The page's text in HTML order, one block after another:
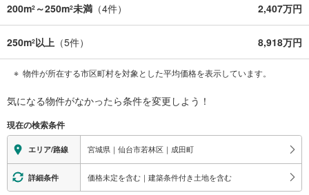
200m2 ～250m2未満 （4件） 2,407万円
250m2以上 （5件） 8,918万円
物件が所在する市区町村を対象とした平均価格を表示しています。
気になる物件がなかったら条件を変更しよう！
現在の検索条件
エリア/路線 宮城県｜仙台市若林区｜成田町
詳細条件 価格未定を含む｜建築条件付き土地を含む